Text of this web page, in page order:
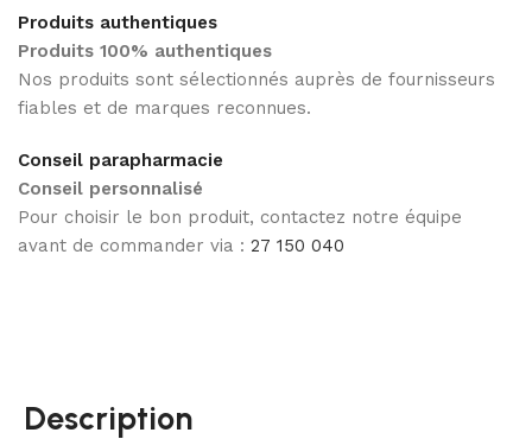
Produits authentiques
Produits 100% authentiques
Nos produits sont sélectionnés auprès de fournisseurs
fiables et de marques reconnues.
Conseil parapharmacie
Conseil personnalisé
Pour choisir le bon produit, contactez notre équipe
avant de commander via : 27 150 040
Description